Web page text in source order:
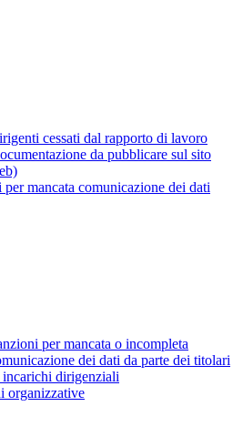
cessati dal rapporto di lavoro
da pubblicare sul sito
per mancata comunicazione dei dati
per mancata o incompleta
dei dati da parte dei titolari
dirigenziali
organizzative